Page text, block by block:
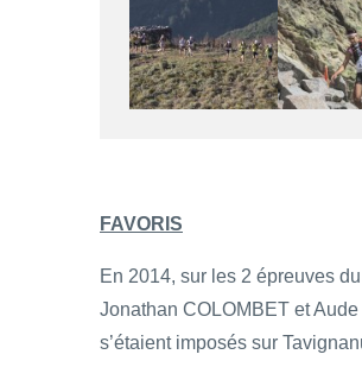
FAVORIS
En 2014, sur les 2 épreuves
Jonathan COLOMBET et
s’étaient imposés sur